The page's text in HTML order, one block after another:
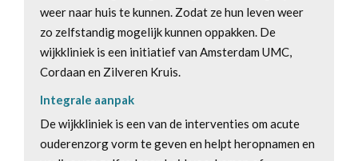
weer naar huis te kunnen. Zodat ze hun leven weer
zo zelfstandig mogelijk kunnen oppakken. De
wijkkliniek is een initiatief van Amsterdam UMC,
Cordaan en Zilveren Kruis.
Integrale aanpak
De wijkkliniek is een van de interventies om acute
ouderenzorg vorm te geven en helpt heropnamen en